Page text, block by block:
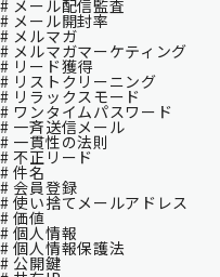
# メール配信監査
# メール開封率
# メルマガ
# メルマガマーケティング
# リード獲得
# リストクリーニング
# リラックスモード
# ワンタイムパスワード
# 一斉送信メール
# 一貫性の法則
# 不正リード
# 件名
# 会員登録
# 使い捨てメールアドレス
# 価値
# 個人情報
# 個人情報保護法
# 公開鍵